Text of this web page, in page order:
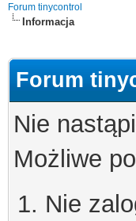
Forum tinycontrol
Informacja
Forum
Nie
Możliwe
Nie